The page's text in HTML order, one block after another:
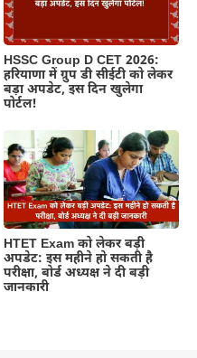
HSSC Group D CET 2026:
हरियाणा में ग्रुप डी सीईटी को लेकर
बड़ा अपडेट, इस दिन खुलेगा
पोर्टल!
HTET Exam को लेकर बड़ी
अपडेट: इस महीने हो सकती है
परीक्षा, बोर्ड अध्यक्ष ने दी बड़ी
जानकारी